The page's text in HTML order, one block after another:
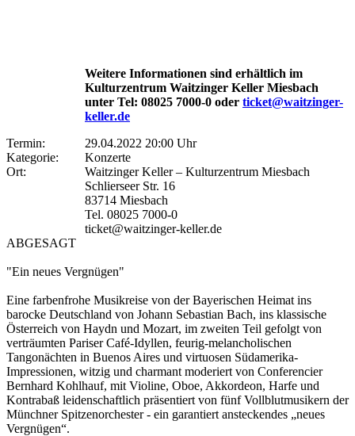
Weitere Informationen sind erhältlich im
Kulturzentrum Waitzinger Keller Miesbach
unter Tel: 08025 7000-0 oder ticket@waitzinger-
keller.de
Termin:
29.04.2022 20:00 Uhr
Kategorie:
Konzerte
Ort:
Waitzinger Keller – Kulturzentrum Miesbach
Schlierseer Str. 16
83714 Miesbach
Tel. 08025 7000-0
ticket@waitzinger-keller.de
ABGESAGT
"Ein neues Vergnügen"
Eine farbenfrohe Musikreise von der Bayerischen Heimat ins
barocke Deutschland von Johann Sebastian Bach, ins klassische
Österreich von Haydn und Mozart, im zweiten Teil gefolgt von
verträumten Pariser Café-Idyllen, feurig-melancholischen
Tangonächten in Buenos Aires und virtuosen Südamerika-
Impressionen, witzig und charmant moderiert von Conferencier
Bernhard Kohlhauf, mit Violine, Oboe, Akkordeon, Harfe und
Kontrabaß leidenschaftlich präsentiert von fünf Vollblutmusikern der
Münchner Spitzenorchester - ein garantiert ansteckendes „neues
Vergnügen“.